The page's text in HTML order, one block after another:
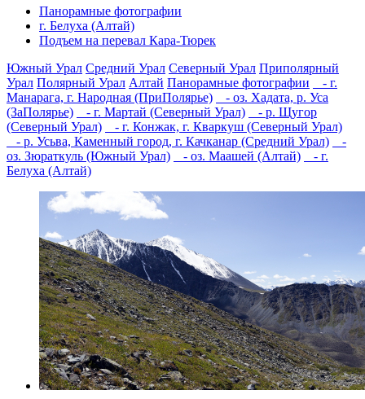
Панорамные фотографии
г. Белуха (Алтай)
Подъем на перевал Кара-Тюрек
Южный Урал Средний Урал Северный Урал Приполярный
Урал Полярный Урал Алтай Панорамные фотографии
- г.
Манарага, г. Народная (ПриПолярье)
- оз. Хадата, р. Уса
(ЗаПолярье)
- г. Мартай (Северный Урал)
- р. Щугор
(Северный Урал)
- г. Конжак, г. Кваркуш (Северный Урал)
- р. Усьва, Каменный город, г. Качканар (Средний Урал)
-
оз. Зюраткуль (Южный Урал)
- оз. Маашей (Алтай)
- г.
Белуха (Алтай)